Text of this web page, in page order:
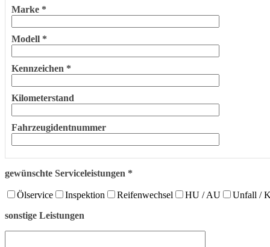
Marke *
Modell *
Kennzeichen *
Kilometerstand
Fahrzeugidentnummer
gewünschte Serviceleistungen *
Ölservice Inspektion Reifenwechsel HU / AU
Unfall /
sonstige Leistungen